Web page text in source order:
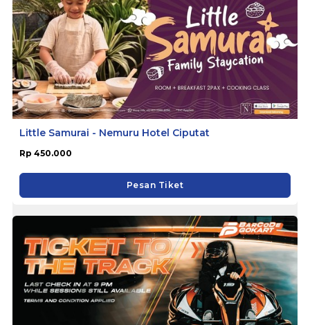
Little Samurai - Nemuru Hotel Ciputat
Rp 450.000
Pesan Tiket